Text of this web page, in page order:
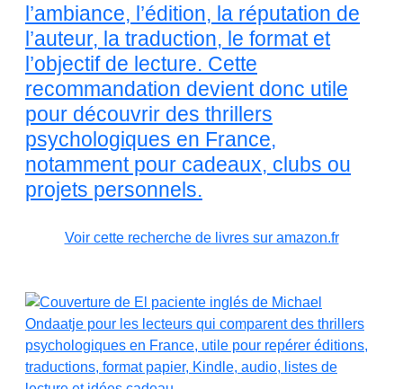
l’ambiance, l’édition, la réputation de
l’auteur, la traduction, le format et
l’objectif de lecture. Cette
recommandation devient donc utile
pour découvrir des thrillers
psychologiques en France,
notamment pour cadeaux, clubs ou
projets personnels.
Voir cette recherche de livres sur amazon.fr